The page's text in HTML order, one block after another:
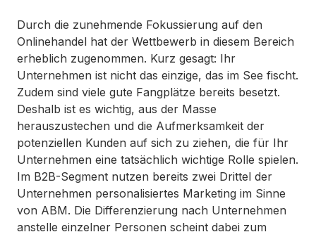
Durch die zunehmende Fokussierung auf den
Onlinehandel hat der Wettbewerb in diesem Bereich
erheblich zugenommen. Kurz gesagt: Ihr
Unternehmen ist nicht das einzige, das im See fischt.
Zudem sind viele gute Fangplätze bereits besetzt.
Deshalb ist es wichtig, aus der Masse
herauszustechen und die Aufmerksamkeit der
potenziellen Kunden auf sich zu ziehen, die für Ihr
Unternehmen eine tatsächlich wichtige Rolle spielen.
Im B2B-Segment nutzen bereits zwei Drittel der
Unternehmen personalisiertes Marketing im Sinne
von ABM. Die Differenzierung nach Unternehmen
anstelle einzelner Personen scheint dabei zum